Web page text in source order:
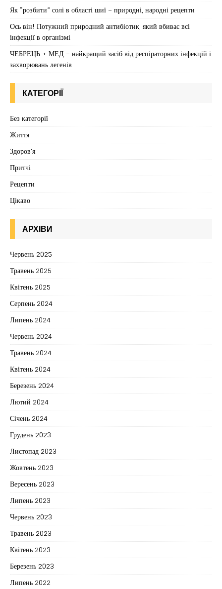
Як “розбити” солі в області шиї – природні, народні рецепти
Ось він! Потужний природний антибіотик, який вбиває всі
інфекції в організмі
ЧЕБРЕЦЬ + МЕД – найкращий засіб від респіраторних інфекцій і
захворювань легенів
КАТЕГОРІЇ
Без категорії
Життя
Здоров'я
Притчі
Рецепти
Цікаво
АРХІВИ
Червень 2025
Травень 2025
Квітень 2025
Серпень 2024
Липень 2024
Червень 2024
Травень 2024
Квітень 2024
Березень 2024
Лютий 2024
Січень 2024
Грудень 2023
Листопад 2023
Жовтень 2023
Вересень 2023
Липень 2023
Червень 2023
Травень 2023
Квітень 2023
Березень 2023
Липень 2022